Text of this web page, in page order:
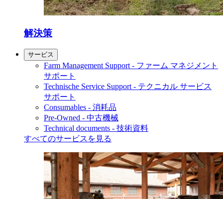
解決策
サービス
Farm Management Support - ファーム マネジメント
サポート
Technische Service Support - テクニカル サービス
サポート
Consumables - 消耗品
Pre-Owned - 中古機械
Technical documents - 技術資料
すべてのサービスを見る